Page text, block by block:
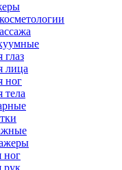
лица
ног
тела
ног
рук